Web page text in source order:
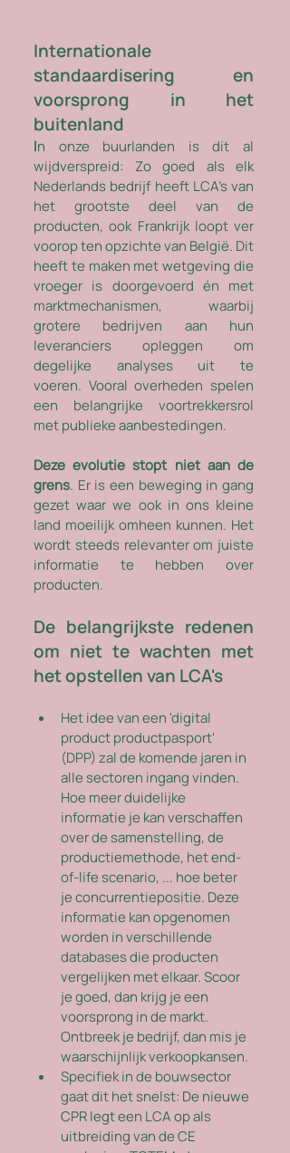
​Internationale
standaardisering en
voorsprong in het
buitenland
In onze buurlanden is dit al
wijdverspreid: Zo goed als elk
Nederlands bedrijf heeft LCA's van
het grootste deel van de
producten, ook Frankrijk loopt ver
voorop ten opzichte van België. Dit
heeft te maken met wetgeving die
vroeger is doorgevoerd én met
marktmechanismen, waarbij
grotere bedrijven aan hun
leveranciers opleggen om
degelijke analyses uit te
voeren. Vooral overheden spelen
een belangrijke voortrekkersrol
met publieke aanbestedingen.
Deze evolutie stopt niet aan de
grens. Er is een beweging in gang
gezet waar we ook in ons kleine
land moeilijk omheen kunnen. Het
wordt steeds relevanter om juiste
informatie te hebben over
producten.
De belangrijkste redenen
om niet te wachten met
het opstellen van LCA's
Het idee van een 'digital
product productpasport'
(DPP) zal de komende jaren in
alle sectoren ingang vinden.
Hoe meer duidelijke
informatie je kan verschaffen
over de samenstelling, de
productiemethode, het end-
of-life scenario, ... hoe beter
je concurrentiepositie. Deze
informatie kan opgenomen
worden in verschillende
databases die producten
vergelijken met elkaar. Scoor
je goed, dan krijg je een
voorsprong in de markt.
Ontbreek je bedrijf, dan mis je
waarschijnlijk verkoopkansen.
Specifiek in de bouwsector
gaat dit het snelst: De nieuwe
CPR legt een LCA op als
uitbreiding van de CE